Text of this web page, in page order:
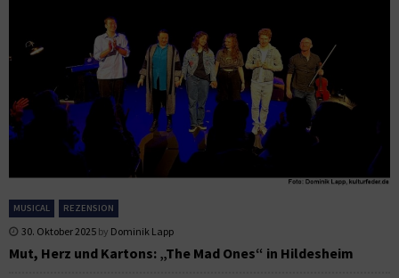
MUSICAL REZENSION
30. Oktober 2025 by Dominik Lapp
Mut, Herz und Kartons: „The Mad Ones“ in Hildesheim